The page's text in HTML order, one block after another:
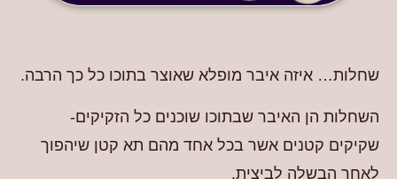
שחלות… איזה איבר מופלא שאוצר בתוכו כל כך הרבה.
השחלות הן האיבר שבתוכו שוכנים כל הזקיקים-
שקיקים קטנים אשר בכל אחד מהם תא קטן שיהפוך
לאחר הבשלה לביצית.